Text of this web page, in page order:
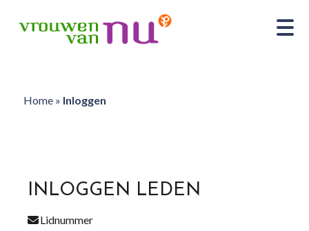
Home» Inloggen
INLOGGEN LEDEN
Lidnummer